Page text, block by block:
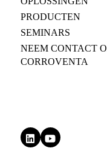
PRODUCTEN
SEMINARS
NEEM CONTACT
CORROVENTA